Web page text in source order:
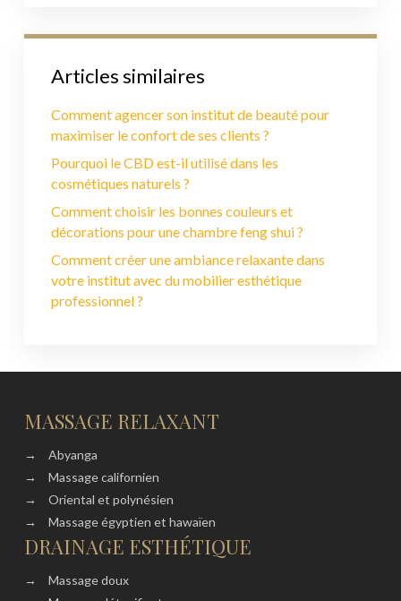
Articles similaires
Comment agencer son institut de beauté pour
maximiser le confort de ses clients ?
Pourquoi le CBD est-il utilisé dans les
cosmétiques naturels ?
Comment choisir les bonnes couleurs et
décorations pour une chambre feng shui ?
Comment créer une ambiance relaxante dans
votre institut avec du mobilier esthétique
professionnel ?
MASSAGE RELAXANT
→
Abyanga
→
Massage californien
→
Oriental et polynésien
→
Massage égyptien et hawaïen
DRAINAGE ESTHÉTIQUE
→
Massage doux